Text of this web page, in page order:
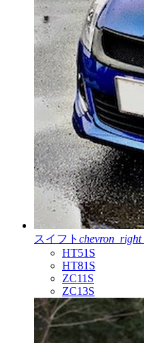
スイフト chevron_right
HT51S
HT81S
ZC11S
ZC13S